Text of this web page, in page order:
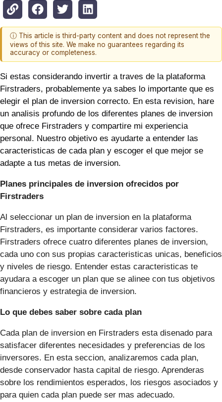
ⓘ This article is third-party content and does not represent the
views of this site. We make no guarantees regarding its
accuracy or completeness.
Si estas considerando invertir a traves de la plataforma
Firstraders, probablemente ya sabes lo importante que es
elegir el plan de inversion correcto. En esta revision, hare
un analisis profundo de los diferentes planes de inversion
que ofrece Firstraders y compartire mi experiencia
personal. Nuestro objetivo es ayudarte a entender las
caracteristicas de cada plan y escoger el que mejor se
adapte a tus metas de inversion.
Planes principales de inversion ofrecidos por
Firstraders
Al seleccionar un plan de inversion en la plataforma
Firstraders, es importante considerar varios factores.
Firstraders ofrece cuatro diferentes planes de inversion,
cada uno con sus propias caracteristicas unicas, beneficios
y niveles de riesgo. Entender estas caracteristicas te
ayudara a escoger un plan que se alinee con tus objetivos
financieros y estrategia de inversion.
Lo que debes saber sobre cada plan
Cada plan de inversion en Firstraders esta disenado para
satisfacer diferentes necesidades y preferencias de los
inversores. En esta seccion, analizaremos cada plan,
desde conservador hasta capital de riesgo. Aprenderas
sobre los rendimientos esperados, los riesgos asociados y
para quien cada plan puede ser mas adecuado.